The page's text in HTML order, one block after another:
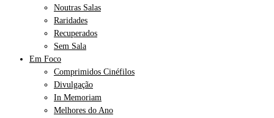
Noutras Salas
Raridades
Recuperados
Sem Sala
Em Foco
Comprimidos Cinéfilos
Divulgação
In Memoriam
Melhores do Ano